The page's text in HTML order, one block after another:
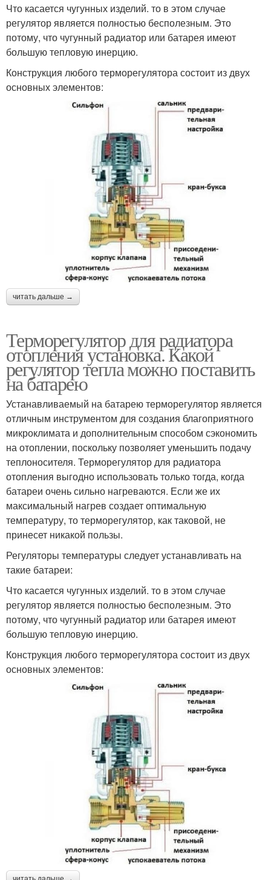
Что касается чугунных изделий. то в этом случае
регулятор является полностью бесполезным. Это
потому, что чугунный радиатор или батарея имеют
большую тепловую инерцию.
Конструкция любого терморегулятора состоит из двух
основных элементов:
читать дальше →
Терморегулятор для радиатора
отопления установка. Какой
регулятор тепла можно поставить
на батарею
Устанавливаемый на батарею терморегулятор является
отличным инструментом для создания благоприятного
микроклимата и дополнительным способом сэкономить
на отоплении, поскольку позволяет уменьшить подачу
теплоносителя. Терморегулятор для радиатора
отопления выгодно использовать только тогда, когда
батареи очень сильно нагреваются. Если же их
максимальный нагрев создает оптимальную
температуру, то терморегулятор, как таковой, не
принесет никакой пользы.
Регуляторы температуры следует устанавливать на
такие батареи:
Что касается чугунных изделий. то в этом случае
регулятор является полностью бесполезным. Это
потому, что чугунный радиатор или батарея имеют
большую тепловую инерцию.
Конструкция любого терморегулятора состоит из двух
основных элементов: